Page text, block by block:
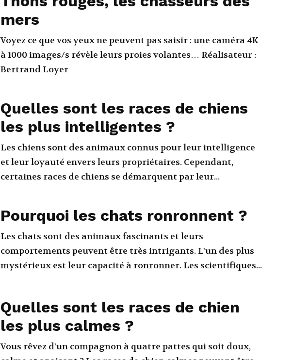
mers
Voyez ce que vos yeux ne peuvent pas saisir : une caméra 4K
à 1000 images/s révèle leurs proies volantes… Réalisateur :
Bertrand Loyer
Quelles sont les races de chiens
les plus intelligentes ?
Les chiens sont des animaux connus pour leur intelligence
et leur loyauté envers leurs propriétaires. Cependant,
certaines races de chiens se démarquent par leur...
Pourquoi les chats ronronnent ?
Les chats sont des animaux fascinants et leurs
comportements peuvent être très intrigants. L'un des plus
mystérieux est leur capacité à ronronner. Les scientifiques...
Quelles sont les races de chien
les plus calmes ?
Vous rêvez d'un compagnon à quatre pattes qui soit doux,